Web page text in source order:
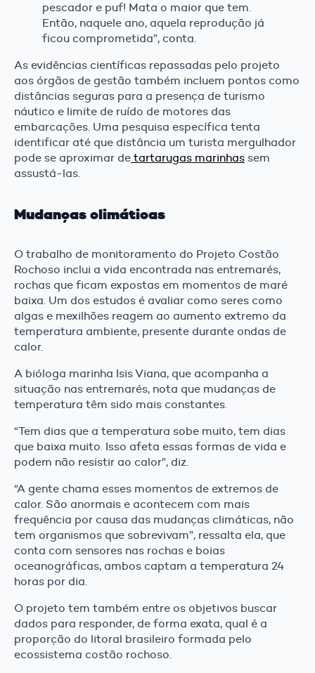
pescador e puf! Mata o maior que tem.
Então, naquele ano, aquela reprodução já
ficou comprometida”, conta.
As evidências científicas repassadas pelo projeto
aos órgãos de gestão também incluem pontos como
distâncias seguras para a presença de turismo
náutico e limite de ruído de motores das
embarcações. Uma pesquisa específica tenta
identificar até que distância um turista mergulhador
pode se aproximar de tartarugas marinhas sem
assustá-las.
Mudanças climáticas
O trabalho de monitoramento do Projeto Costão
Rochoso inclui a vida encontrada nas entremarés,
rochas que ficam expostas em momentos de maré
baixa. Um dos estudos é avaliar como seres como
algas e mexilhões reagem ao aumento extremo da
temperatura ambiente, presente durante ondas de
calor.
A bióloga marinha Isis Viana, que acompanha a
situação nas entremarés, nota que mudanças de
temperatura têm sido mais constantes.
“Tem dias que a temperatura sobe muito, tem dias
que baixa muito. Isso afeta essas formas de vida e
podem não resistir ao calor”, diz.
“A gente chama esses momentos de extremos de
calor. São anormais e acontecem com mais
frequência por causa das mudanças climáticas, não
tem organismos que sobrevivam”, ressalta ela, que
conta com sensores nas rochas e boias
oceanográficas, ambos captam a temperatura 24
horas por dia.
O projeto tem também entre os objetivos buscar
dados para responder, de forma exata, qual é a
proporção do litoral brasileiro formada pelo
ecossistema costão rochoso.